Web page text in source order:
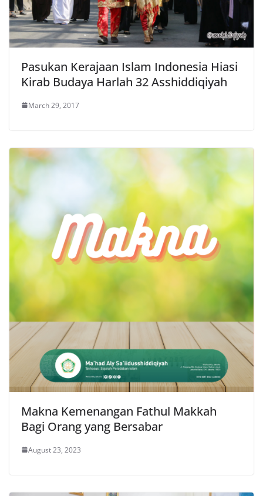
Pasukan Kerajaan Islam Indonesia Hiasi
Kirab Budaya Harlah 32 Asshiddiqiyah
March 29, 2017
Makna Kemenangan Fathul Makkah
Bagi Orang yang Bersabar
August 23, 2023